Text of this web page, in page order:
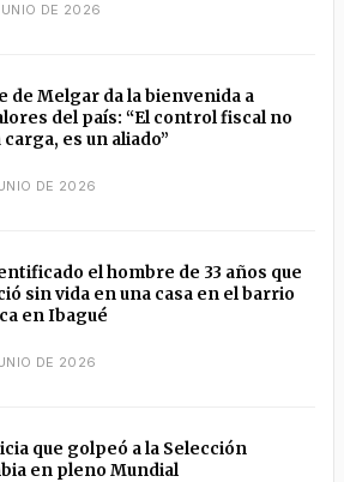
DE 2026
de Melgar da la bienvenida a
del país: “El control fiscal no
carga, es un aliado”
DE 2026
el hombre de 33 años que
sin vida en una casa en el barrio
en Ibagué
DE 2026
que golpeó a la Selección
en pleno Mundial